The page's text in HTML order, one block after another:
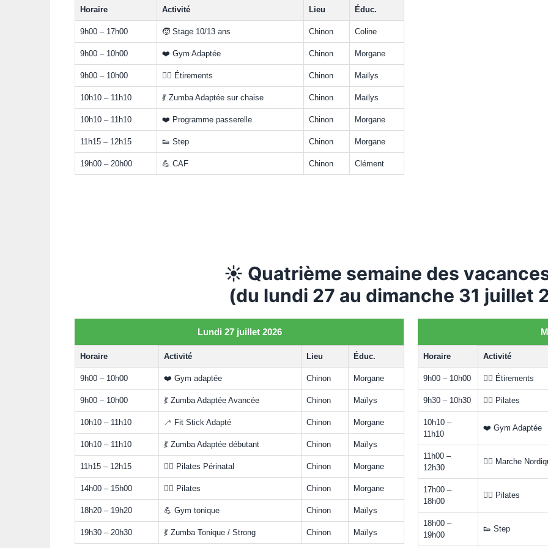
Horaire Activité Lieu Éduc.
9h00 – 17h00 🧒 Stage 10/13 ans Chinon Coline
9h00 – 10h00 ❤️ Gym Adaptée Chinon Morgane
9h00 – 10h00 🧘‍♀️ Étirements Chinon Maïlys
10h10 – 11h10 💃 Zumba Adaptée sur chaise Chinon Maïlys
10h10 – 11h10 ❤️ Programme passerelle Chinon Morgane
11h15 – 12h15 👟 Step Chinon Morgane
19h00 – 20h00 💪 CAF Chinon Clément
☀️ Quatrième semaine des vacances
(du lundi 27 au dimanche 31 juillet
Lundi 27 juillet 2026
Horaire Activité Lieu Éduc.
9h00 – 10h00 ❤️ Gym adaptée Chinon Morgane
9h00 – 10h00 💃 Zumba Adaptée Avancée Chinon Maïlys
10h10 – 11h10 🦯 Fit Stick Adapté Chinon Morgane
10h10 – 11h10 💃 Zumba Adaptée débutant Chinon Maïlys
11h15 – 12h15 🧘‍♀️ Pilates Périnatal Chinon Morgane
14h00 – 15h00 🧘‍♀️ Pilates Chinon Morgane
18h20 – 19h20 💪 Gym tonique Chinon Maïlys
19h30 – 20h30 💃 Zumba Tonique / Strong Chinon Maïlys
Horaire Activité
9h00 – 10h00 🧘‍♀️ Étirements
9h30 – 10h30 🧘‍♀️ Pilates
10h10 –
11h10
❤️ Gym Adaptée
11h00 –
12h30
🚶‍♀️ Marche
17h00 –
18h00
🧘‍♀️ Pilates
18h00 –
19h00
👟 Step